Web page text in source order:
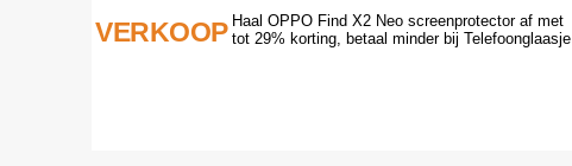
VERKOOP Haal OPPO Find X2 Neo screenprotector af met
tot 29% korting, betaal minder bij Telefoonglaasje